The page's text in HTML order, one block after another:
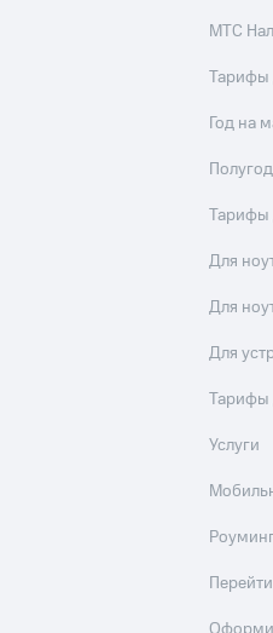
МТС
Тарифы
Год на
Тарифы
Для
Для
Для
Тарифы
Услуги